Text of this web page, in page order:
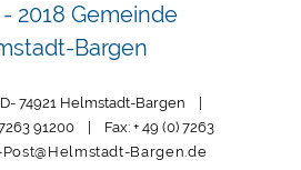
2018 Gemeinde
Bargen
74921 Helmstadt-Bargen |
91200 | Fax: + 49 (0) 7263
Post@Helmstadt-Bargen.de